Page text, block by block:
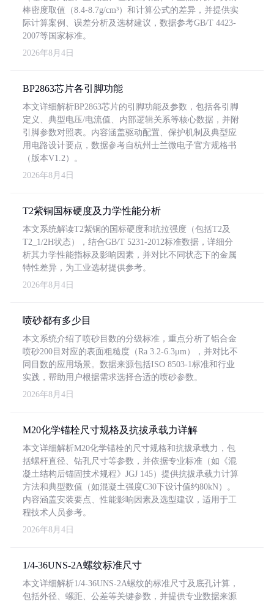
棒密度取值（8.4-8.7g/cm³）和计算公式的差异，并提供实
际计算案例、误差分析及选材建议，数据参考GB/T 4423-
2007等国家标准。
2026年8月4日
BP2863芯片各引脚功能
本文详细解析BP2863芯片的引脚功能及参数，包括各引脚
定义、典型电压/电流值、内部逻辑关系等核心数据，并附
引脚参数对照表。内容涵盖驱动配置、保护机制及典型应
用电路设计要点，数据参考自杭州士兰微电子官方规格书
（版本V1.2）。
2026年8月4日
T2紫铜国标硬度及力学性能分析
本文系统解读T2紫铜的国标硬度和抗拉强度（包括T2及
T2_1/2H状态），结合GB/T 5231-2012标准数据，详细分
析其力学性能指标及影响因素，并对比不同状态下的金属
特性差异，为工业选材提供参考。
2026年8月4日
喷砂都有多少目
本文系统介绍了喷砂目数的分级标准，重点分析了铝合金
喷砂200目对应的表面粗糙度（Ra 3.2-6.3μm），并对比不
同目数的应用场景。数据来源包括ISO 8503-1标准和行业
实践，帮助用户根据需求选择合适的喷砂参数。
2026年8月4日
M20化学锚栓尺寸规格及抗拔承载力详解
本文详细解析M20化学锚栓的尺寸规格和抗拔承载力，包
括螺杆直径、钻孔尺寸等参数，并依据专业标准（如《混
凝土结构后锚固技术规程》JGJ 145）提供抗拔承载力计算
方法和典型数值（如混凝土强度C30下设计值约80kN）。
内容涵盖安装要点、性能影响因素及选型建议，适用于工
程技术人员参考。
2026年8月4日
1/4-36UNS-2A螺纹标准尺寸
本文详细解析1/4-36UNS-2A螺纹的标准尺寸及底孔计算，
包括外径、螺距、公差等关键参数，并提供专业数据来源